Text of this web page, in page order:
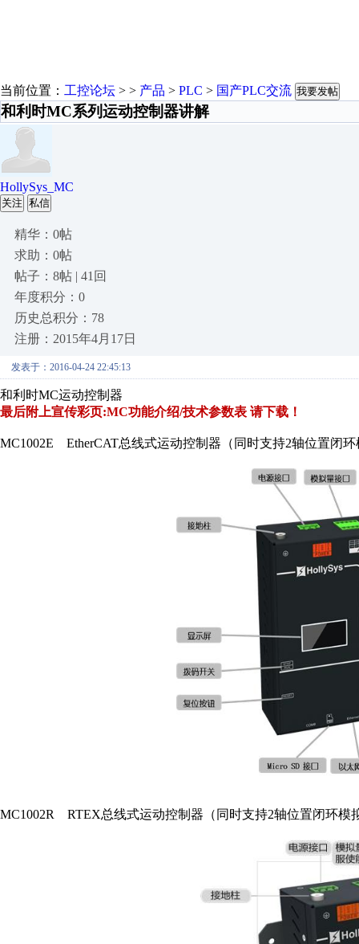
当前位置： 工控论坛 > > 产品 > PLC > 国产PLC交流 我要发帖
和利时MC系列运动控制器讲解
HollySys_MC
关注 私信
精华：0帖
求助：0帖
帖子：8帖 | 41回
年度积分：0
历史总积分：78
注册：2015年4月17日
发表于：2016-04-24 22:45:13
和利时MC运动控制器
最后附上宣传彩页:MC功能介绍/技术参数表 请下载！
MC1002E EtherCAT总线式运动控制器（同时支持2轴位置闭
MC1002R RTEX总线式运动控制器（同时支持2轴位置闭环模